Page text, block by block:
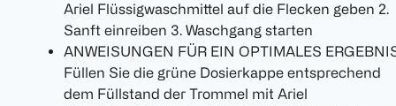
Ariel Flüssigwaschmittel auf die Flecken geben 2.
Sanft einreiben 3. Waschgang starten
ANWEISUNGEN FÜR EIN OPTIMALES
Füllen Sie die grüne Dosierkappe entsprechend
dem Füllstand der Trommel mit Ariel